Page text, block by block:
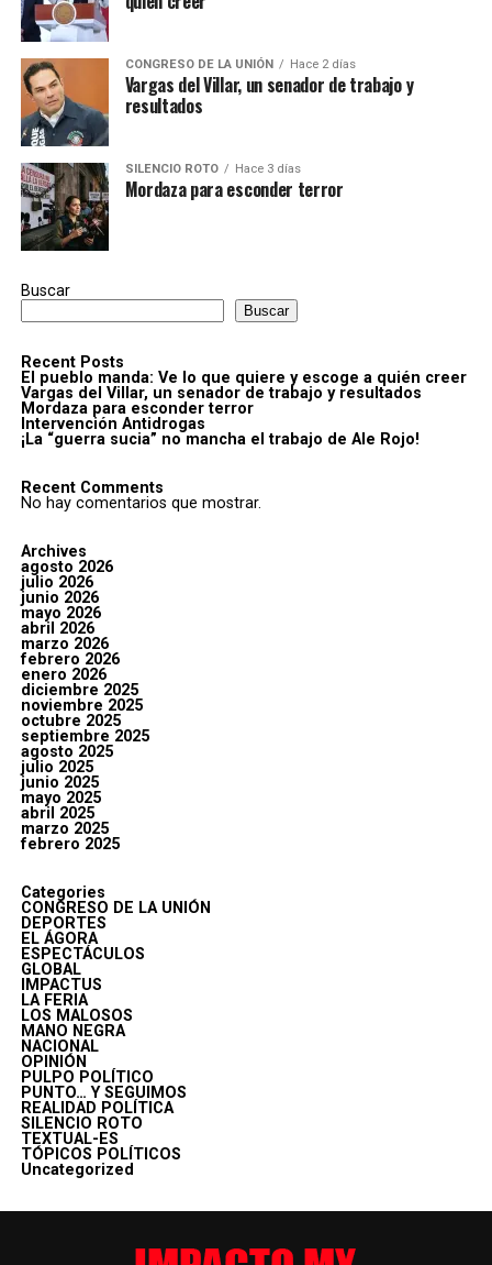
CONGRESO DE LA UNIÓN Hace 2 días
Vargas del Villar, un senador de trabajo y
resultados
SILENCIO ROTO Hace 3 días
Mordaza para esconder terror
Buscar
Buscar
Recent Posts
El pueblo manda: Ve lo que quiere y escoge a quién creer
Vargas del Villar, un senador de trabajo y resultados
Mordaza para esconder terror
Intervención Antidrogas
¡La “guerra sucia” no mancha el trabajo de Ale Rojo!
Recent Comments
No hay comentarios que mostrar.
Archives
agosto 2026
julio 2026
junio 2026
mayo 2026
abril 2026
marzo 2026
febrero 2026
enero 2026
diciembre 2025
noviembre 2025
octubre 2025
septiembre 2025
agosto 2025
julio 2025
junio 2025
mayo 2025
abril 2025
marzo 2025
febrero 2025
Categories
CONGRESO DE LA UNIÓN
DEPORTES
EL ÁGORA
ESPECTÁCULOS
GLOBAL
IMPACTUS
LA FERIA
LOS MALOSOS
MANO NEGRA
NACIONAL
OPINIÓN
PULPO POLÍTICO
PUNTO… Y SEGUIMOS
REALIDAD POLÍTICA
SILENCIO ROTO
TEXTUAL-ES
TÓPICOS POLÍTICOS
Uncategorized